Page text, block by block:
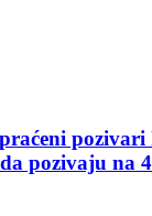
pozivaju na